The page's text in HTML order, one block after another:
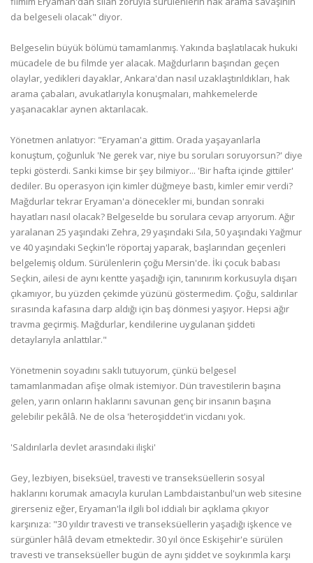
da belgeseli olacak" diyor.
Belgeselin büyük bölümü tamamlanmış. Yakında başlatılacak hukuki
mücadele de bu filmde yer alacak. Mağdurların başından geçen
olaylar, yedikleri dayaklar, Ankara'dan nasıl uzaklaştırıldıkları, hak
arama çabaları, avukatlarıyla konuşmaları, mahkemelerde
yaşanacaklar aynen aktarılacak.
Yönetmen anlatıyor: "Eryaman'a gittim. Orada yaşayanlarla
konuştum, çoğunluk 'Ne gerek var, niye bu soruları soruyorsun?' diye
tepki gösterdi. Sanki kimse bir şey bilmiyor... 'Bir hafta içinde gittiler'
dediler. Bu operasyon için kimler düğmeye bastı, kimler emir verdi?
Mağdurlar tekrar Eryaman'a dönecekler mi, bundan sonraki
hayatları nasıl olacak? Belgeselde bu sorulara cevap arıyorum. Ağır
yaralanan 25 yaşındaki Zehra, 29 yaşındaki Sıla, 50 yaşındaki Yağmur
ve 40 yaşındaki Seçkin'le röportaj yaparak, başlarından geçenleri
belgelemiş oldum. Sürülenlerin çoğu Mersin'de. İki çocuk babası
Seçkin, ailesi de aynı kentte yaşadığı için, tanınırım korkusuyla dışarı
çıkamıyor, bu yüzden çekimde yüzünü göstermedim. Çoğu, saldırılar
sırasında kafasına darp aldığı için baş dönmesi yaşıyor. Hepsi ağır
travma geçirmiş. Mağdurlar, kendilerine uygulanan şiddeti
detaylarıyla anlattılar."
Yönetmenin soyadını saklı tutuyorum, çünkü belgesel
tamamlanmadan afişe olmak istemiyor. Dün travestilerin başına
gelen, yarın onların haklarını savunan genç bir insanın başına
gelebilir pekâlâ. Ne de olsa 'heteroşiddet'in vicdanı yok.
'Saldırılarla devlet arasındaki ilişki'
Gey, lezbiyen, biseksüel, travesti ve transeksüellerin sosyal
haklarını korumak amacıyla kurulan Lambdaistanbul'un web sitesine
girerseniz eğer, Eryaman'la ilgili bol iddialı bir açıklama çıkıyor
karşınıza: "30 yıldır travesti ve transeksüellerin yaşadığı işkence ve
sürgünler hâlâ devam etmektedir. 30 yıl önce Eskişehir'e sürülen
travesti ve transeksüeller bugün de aynı şiddet ve soykırımla karşı